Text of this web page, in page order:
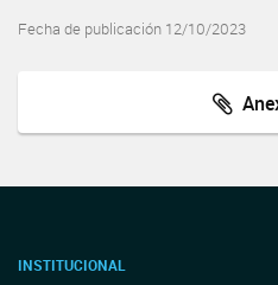
Fecha de publicación 12/10/2023
INSTITUCIONAL